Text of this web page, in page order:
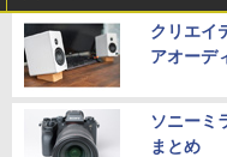
クリエイ
アオーデ
ソニーミ
まとめ